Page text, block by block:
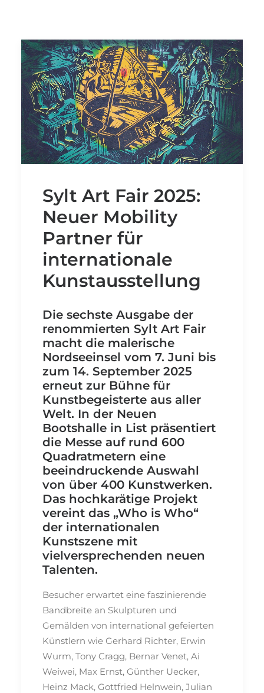
Sylt Art Fair 2025:
Neuer Mobility
Partner für
internationale
Kunstausstellung
Die sechste Ausgabe der
renommierten Sylt Art Fair
macht die malerische
Nordseeinsel vom 7. Juni bis
zum 14. September 2025
erneut zur Bühne für
Kunstbegeisterte aus aller
Welt. In der Neuen
Bootshalle in List präsentiert
die Messe auf rund 600
Quadratmetern eine
beeindruckende Auswahl
von über 400 Kunstwerken.
Das hochkarätige Projekt
vereint das „Who is Who“
der internationalen
Kunstszene mit
vielversprechenden neuen
Talenten.
Besucher erwartet eine faszinierende
Bandbreite an Skulpturen und
Gemälden von international gefeierten
Künstlern wie Gerhard Richter, Erwin
Wurm, Tony Cragg, Bernar Venet, Ai
Weiwei, Max Ernst, Günther Uecker,
Heinz Mack, Gottfried Helnwein, Julian